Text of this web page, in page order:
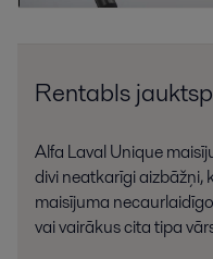
Rentabls
Alfa Laval Unique
divi neatkarīgi aizbāžņi,
maisījuma
vai vairākus cita tipa